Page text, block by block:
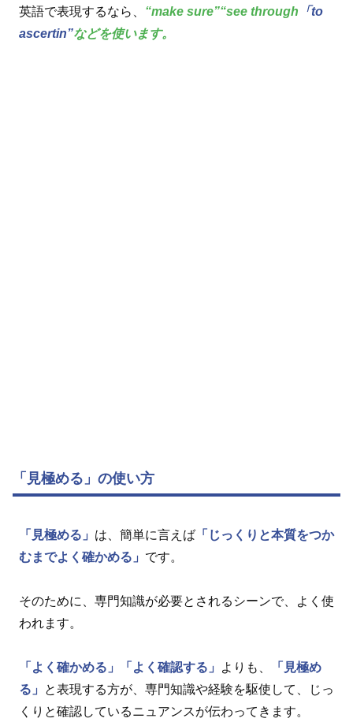
英語で表現するなら、 “make sure”“see through 「to
ascertin”などを使います。
「見極める」の使い方
「見極める」 は、簡単に言えば 「じっくりと本質をつか
むまでよく確かめる」 です。
そのために、専門知識が必要とされるシーンで、よく使
われます。
「よく確かめる」 「よく確認する」 よりも、
「見極め
る」
と表現する方が、専門知識や経験を駆使して、じっ
くりと確認しているニュアンスが伝わってきます。